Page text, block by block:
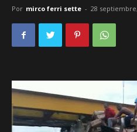
Por mirco ferri sette - 28